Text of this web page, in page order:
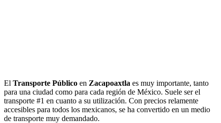
El Transporte Público en Zacapoaxtla es muy importante, tanto
para una ciudad como para cada región de México. Suele ser el
transporte #1 en cuanto a su utilización. Con precios relamente
accesibles para todos los mexicanos, se ha convertido en un medio
de transporte muy demandado.